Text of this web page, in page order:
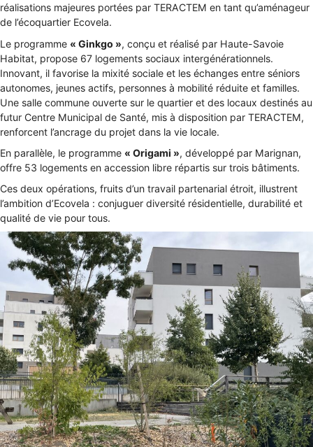
réalisations majeures portées par TERACTEM en tant qu’aménageur
de l’écoquartier Ecovela.
Le programme « Ginkgo », conçu et réalisé par Haute-Savoie
Habitat, propose 67 logements sociaux intergénérationnels.
Innovant, il favorise la mixité sociale et les échanges entre séniors
autonomes, jeunes actifs, personnes à mobilité réduite et familles.
Une salle commune ouverte sur le quartier et des locaux destinés au
futur Centre Municipal de Santé, mis à disposition par TERACTEM,
renforcent l’ancrage du projet dans la vie locale.
En parallèle, le programme « Origami », développé par Marignan,
offre 53 logements en accession libre répartis sur trois bâtiments.
Ces deux opérations, fruits d’un travail partenarial étroit, illustrent
l’ambition d’Ecovela : conjuguer diversité résidentielle, durabilité et
qualité de vie pour tous.